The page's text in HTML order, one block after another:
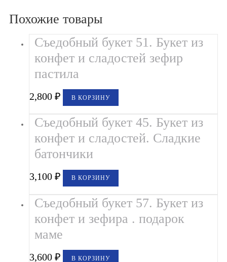
Похожие товары
Съедобный букет 51. Букет из
конфет и сладостей зефир
пастила
2,800₽ В КОРЗИНУ
Съедобный букет 45. Букет из
конфет и сладостей. Сладкие
батончики
3,100₽ В КОРЗИНУ
Съедобный букет 57. Букет из
конфет и зефира . подарок
маме
3,600₽ В КОРЗИНУ